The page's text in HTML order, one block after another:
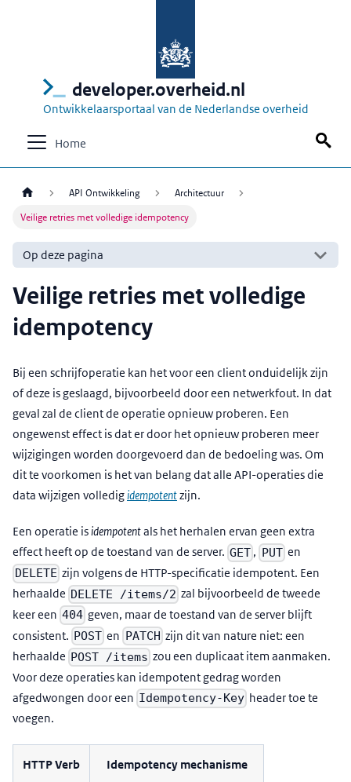
developer.overheid.nl
Ontwikkelaarsportaal van de Nederlandse overheid
Home
API Ontwikkeling
Architectuur
Veilige retries met volledige idempotency
Op deze pagina
Veilige retries met volledige
idempotency
Bij een schrijfoperatie kan het voor een client onduidelijk zijn
of deze is geslaagd, bijvoorbeeld door een netwerkfout. In dat
geval zal de client de operatie opnieuw proberen. Een
ongewenst effect is dat er door het opnieuw proberen meer
wijzigingen worden doorgevoerd dan de bedoeling was. Om
dit te voorkomen is het van belang dat alle API-operaties die
data wijzigen volledigidempotentzijn.
Een operatie isidempotentals het herhalen ervan geen extra
effect heeft op de toestand van de server. GET , PUT en
DELETE zijn volgens de HTTP-specificatie idempotent. Een
herhaalde DELETE /items/2 zal bijvoorbeeld de tweede
keer een 404 geven, maar de toestand van de server blijft
consistent. POST en PATCH zijn dit van nature niet: een
herhaalde POST /items zou een duplicaat item aanmaken.
Voor deze operaties kan idempotent gedrag worden
afgedwongen door een Idempotency-Key header toe te
voegen.
HTTP Verb Idempotency mechanisme